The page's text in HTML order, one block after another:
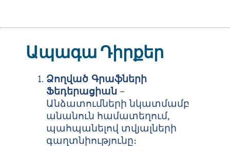
Ապագա Դիրքեր
Ձողված Գրաֆների
Ֆեդերացիան –
Անձատումների նկատմամբ
անանուն համատեղում,
պահպանելով տվյալների
գաղտնիությունը։